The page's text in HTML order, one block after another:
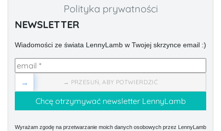
Polityka prywatności
NEWSLETTER
Wiadomości ze świata LennyLamb w Twojej skrzynce email :)
→ PRZESUŃ, ABY POTWIERDZIĆ
→
Wyrażam zgodę na przetwarzanie moich danych osobowych przez LennyLamb